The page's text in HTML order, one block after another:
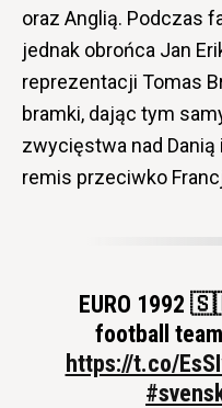
oraz Anglią. Podczas
jednak obrońca Jan
reprezentacji Tomas
bramki, dając tym
zwycięstwa nad
remis przeciwko
EURO 1992
football
https://t.co/